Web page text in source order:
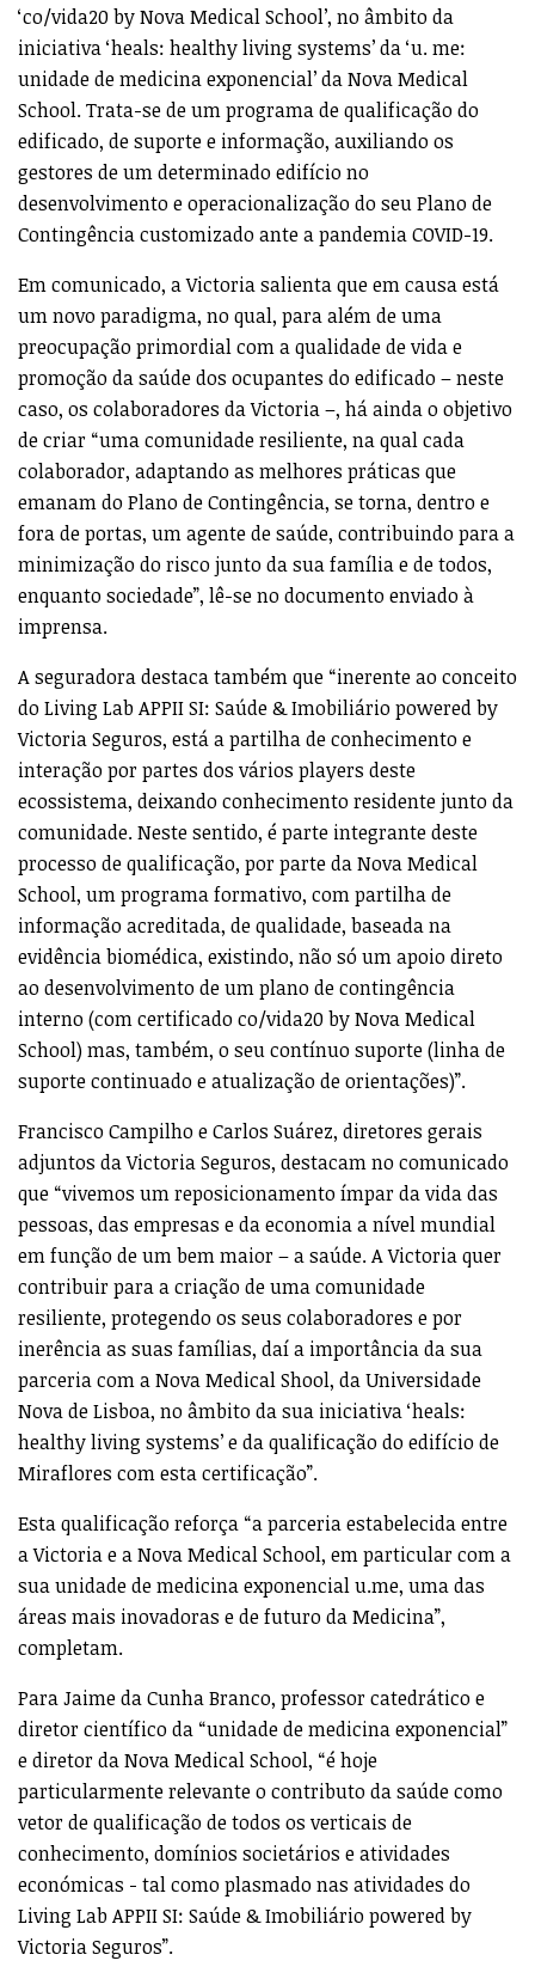
‘co/vida20 by Nova Medical School’, no âmbito da
iniciativa ‘heals: healthy living systems’ da ‘u. me:
unidade de medicina exponencial’ da Nova Medical
School. Trata-se de um programa de qualificação do
edificado, de suporte e informação, auxiliando os
gestores de um determinado edifício no
desenvolvimento e operacionalização do seu Plano de
Contingência customizado ante a pandemia COVID-19.
Em comunicado, a Victoria salienta que em causa está
um novo paradigma, no qual, para além de uma
preocupação primordial com a qualidade de vida e
promoção da saúde dos ocupantes do edificado – neste
caso, os colaboradores da Victoria –, há ainda o objetivo
de criar “uma comunidade resiliente, na qual cada
colaborador, adaptando as melhores práticas que
emanam do Plano de Contingência, se torna, dentro e
fora de portas, um agente de saúde, contribuindo para a
minimização do risco junto da sua família e de todos,
enquanto sociedade”, lê-se no documento enviado à
imprensa.
A seguradora destaca também que “inerente ao conceito
do Living Lab APPII SI: Saúde & Imobiliário powered by
Victoria Seguros, está a partilha de conhecimento e
interação por partes dos vários players deste
ecossistema, deixando conhecimento residente junto da
comunidade. Neste sentido, é parte integrante deste
processo de qualificação, por parte da Nova Medical
School, um programa formativo, com partilha de
informação acreditada, de qualidade, baseada na
evidência biomédica, existindo, não só um apoio direto
ao desenvolvimento de um plano de contingência
interno (com certificado co/vida20 by Nova Medical
School) mas, também, o seu contínuo suporte (linha de
suporte continuado e atualização de orientações)”.
Francisco Campilho e Carlos Suárez, diretores gerais
adjuntos da Victoria Seguros, destacam no comunicado
que “vivemos um reposicionamento ímpar da vida das
pessoas, das empresas e da economia a nível mundial
em função de um bem maior – a saúde. A Victoria quer
contribuir para a criação de uma comunidade
resiliente, protegendo os seus colaboradores e por
inerência as suas famílias, daí a importância da sua
parceria com a Nova Medical Shool, da Universidade
Nova de Lisboa, no âmbito da sua iniciativa ‘heals:
healthy living systems’ e da qualificação do edifício de
Miraflores com esta certificação”.
Esta qualificação reforça “a parceria estabelecida entre
a Victoria e a Nova Medical School, em particular com a
sua unidade de medicina exponencial u.me, uma das
áreas mais inovadoras e de futuro da Medicina”,
completam.
Para Jaime da Cunha Branco, professor catedrático e
diretor científico da “unidade de medicina exponencial”
e diretor da Nova Medical School, “é hoje
particularmente relevante o contributo da saúde como
vetor de qualificação de todos os verticais de
conhecimento, domínios societários e atividades
económicas - tal como plasmado nas atividades do
Living Lab APPII SI: Saúde & Imobiliário powered by
Victoria Seguros”.